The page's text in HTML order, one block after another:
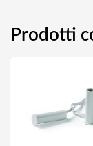
Prodotti